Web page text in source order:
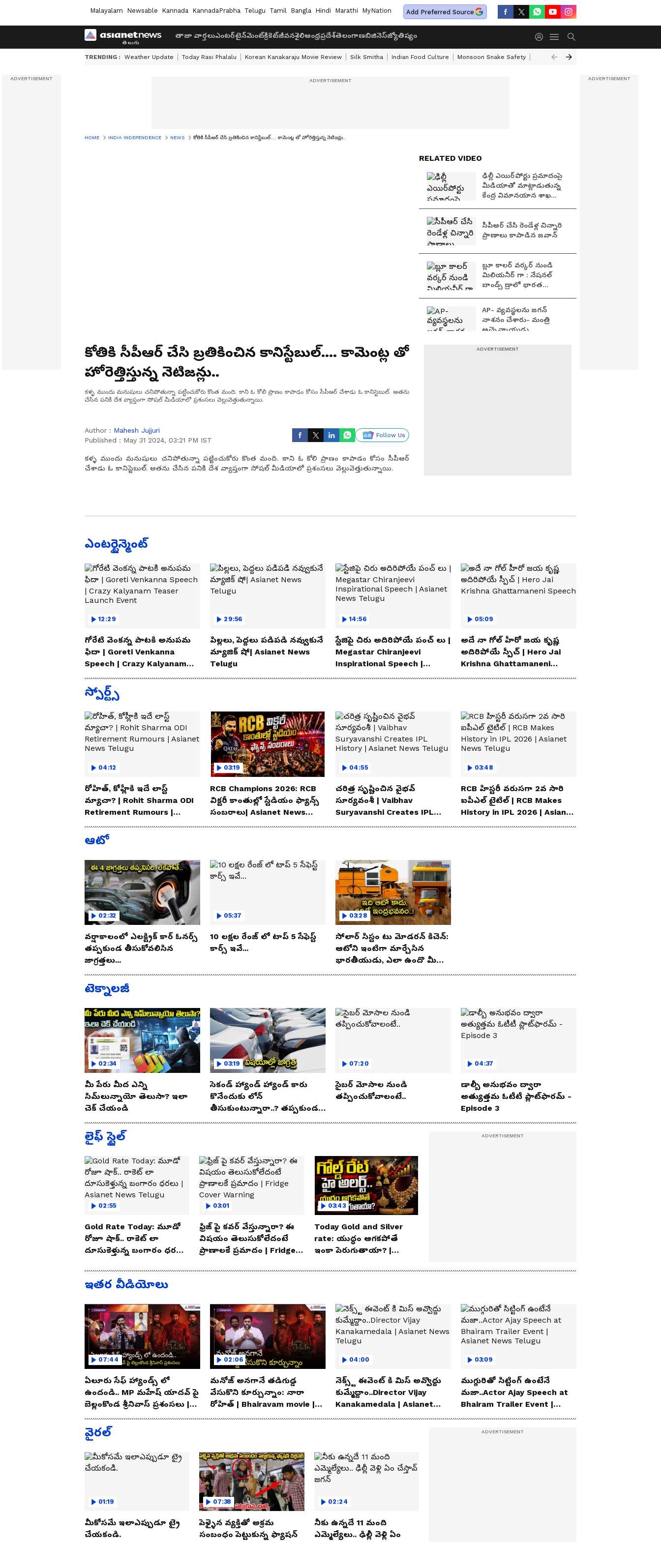
Malayalam Newsable Kannada KannadaPrabha Telugu Tamil Bangla Hindi Marathi MyNation Add Preferred Source
తాజా వార్తలుఎంటర్‌టైన్‌మెంట్క్రికెట్జీవనశైలిఆంధ్రప్రదేశ్తెలంగాణబిజినెస్జ్యోతిష్యం
TRENDING : Weather Update Today Rasi Phalalu Korean Kanakaraju Movie Review Silk Smitha Indian Food Culture Monsoon Snake Safety Akkineni Nageswara Rao
HOME INDIA INDEPENDENCE NEWS కోతికి సీపీఆర్ చేసి బ్రతికించిన కానిస్టేబుల్.... కామెంట్ల తో హోరెత్తిస్తున్న నెటిజన్లు..
కోతికి సీపీఆర్ చేసి బ్రతికించిన కానిస్టేబుల్.... కామెంట్ల తో
హోరెత్తిస్తున్న నెటిజన్లు..
కళ్ళ ముందు మనుషులు చనిపోతున్నా పట్టించుకోరు కొంత మంది. కాని ఓ కోలి ప్రాణం కాపాడం కోసం సీపీఆర్ చేశాడు ఓ కానిస్టెబుల్. అతను
చేసిన పనికి దేశ వ్యాప్తంగా సోషల్ మీడియాలో ప్రశంసలు వెల్లువెత్తుతున్నాయి.
Author : Mahesh Jujjuri
Published : May 31 2024, 03:21 PM IST
Follow Us
కళ్ళ ముందు మనుషులు చనిపోతున్నా పట్టించుకోరు కొంత మంది. కాని ఓ కోలి ప్రాణం కాపాడం కోసం సీపీఆర్
చేశాడు ఓ కానిస్టెబుల్. అతను చేసిన పనికి దేశ వ్యాప్తంగా సోషల్ మీడియాలో ప్రశంసలు వెల్లువెత్తుతున్నాయి.
RELATED VIDEO
ఢిల్లీ ఎయిర్‌పోర్టు ప్రమాదంపై
మీడియాతో మాట్లాడుతున్న
కేంద్ర విమానయాన శాఖ
సీపీఆర్ చేసి రెండేళ్ల చిన్నారి
ప్రాణాలు కాపాడిన జవాన్
బ్లూ కాలర్ వర్కర్ నుండి
మిలియనీర్ గా : నేషనల్
బాండ్స్ డ్రాలో భారత
AP- వ్యవస్థలను జగన్
నాశనం చేశారు- మంత్రి
అచ్చెన్నాయుడు
చివరకు ఏమయ్యిందంటే..?
మద్యం మత్తులో రెచ్చిపోయిన
జంట అరెస్ట్
ఎంటర్టైన్మెంట్
12:29
గోరేటి వెంకన్న పాటకి అనుపమ
ఫిదా | Goreti Venkanna
Speech | Crazy Kalyanam
Teaser Launch Event
29:56
పిల్లలు, పెద్దలు పడిపడి నవ్వుకునే
మ్యాజిక్ షో| Asianet News
Telugu
14:56
స్టేజిపై చిరు అదిరిపోయే పంచ్ లు |
Megastar Chiranjeevi
Inspirational Speech |
Asianet News Telugu
05:09
అదే నా గోల్ హీరో జయ కృష్ణ
అదిరిపోయే స్పీచ్ | Hero Jai
Krishna Ghattamaneni
Speech
స్పోర్ట్స్
04:12
రోహిత్, కోహ్లీకి ఇదే లాస్ట్
మ్యాచా? | Rohit Sharma ODI
Retirement Rumours |
03:19
RCB Champions 2026: RCB
విక్టరీ కాంతుల్లో స్టేడియం ఫ్యాన్స్
సంబరాలు| Asianet News
04:55
చరిత్ర సృష్టించిన వైభవ్
సూర్యవంశీ | Vaibhav
Suryavanshi Creates IPL
03:48
RCB హిస్టరీ వరుసగా 2వ సారి
ఐపీఎల్ టైటిల్ | RCB Makes
History in IPL 2026 | Asianet
ఆటో
02:32
వర్షాకాలంలో ఎలక్ట్రిక్ కార్ ఓనర్స్
తప్పకుండ తీసుకోవలిసిన
జాగ్రత్తలు...
05:37
10 లక్షల రేంజ్ లో టాప్ 5 సేఫెస్ట్
కార్స్ ఇవే...
03:28
సోలార్ సిస్టం టు మోడరన్ కిచెన్:
ఆటోని ఇంటిగా మార్చేసిన
భారతీయుడు, ఎలా ఉందొ మీరూ
ఒక లుక్కేయండి
టెక్నాలజీ
02:34
మీ పేరు మీద ఎన్ని
సిమ్‌లున్నాయో తెలుసా? ఇలా
చెక్ చేయండి
03:19
సెకండ్ హ్యాండ్ హ్యాండ్ కారు
కొనేందుకు లోన్
తీసుకుంటున్నారా..? తప్పకుండ
ఈ విషయాలు తెలుసుకోండి..!
07:20
సైబర్ మోసాల నుండి
తప్పించుకోవాలంటే..
04:37
డాల్బీ అనుభవం ద్వారా
అత్యుత్తమ ఓటీటీ ప్లాట్‌ఫారమ్ -
Episode 3
లైఫ్ స్టైల్
02:55
Gold Rate Today: మూడో
రోజూ షాక్.. రాకెట్ లా
దూసుకెళ్తున్న బంగారం ధరలు
03:01
ఫ్రిజ్ పై కవర్ వేస్తున్నారా? ఈ
విషయం తెలుసుకోలేదంటే
ప్రాణాలకే ప్రమాదం | Fridge
03:43
Today Gold and Silver
rate: యుద్ధం ఆగకపోతే
ఇంకా పెరుగుతాయా? |
ఇతర వీడియోలు
07:44
ఏలూరు సేఫ్ హ్యాండ్స్ లో
ఉందండి.. MP మహేష్ యాదవ్ పై
బెల్లంకొండ శ్రీనివాస్ ప్రశంసలు |
Asianet Telugu
02:06
మనోజ్ అనగానే తడిగుడ్డ
వేసుకొని కూర్చున్నాం: నారా
రోహిత్ | Bhairavam movie |
Asianet News Telugu
04:00
నెక్స్ట్ ఈవెంట్ కి మిస్ అవ్వొద్దు
కుమ్మేద్దాం..Director Vijay
Kanakamedala | Asianet
News Telugu
03:09
ముగ్గురితో సిట్టింగ్ ఉంటేనే
మజా..Actor Ajay Speech at
Bhairam Trailer Event |
Asianet News Telugu
వైరల్
01:19
మీకోసమే ఇలాఎప్పుడూ ట్రై
చేయకండి.
07:38
పెళ్ళైన వ్యక్తితో అక్రమ
సంబంధం పెట్టుకున్న ఫ్యాషన్
02:24
నీకు ఉన్నదే 11 మంది
ఎమ్మెల్యేలు.. ఢిల్లీ వెళ్లి ఏం